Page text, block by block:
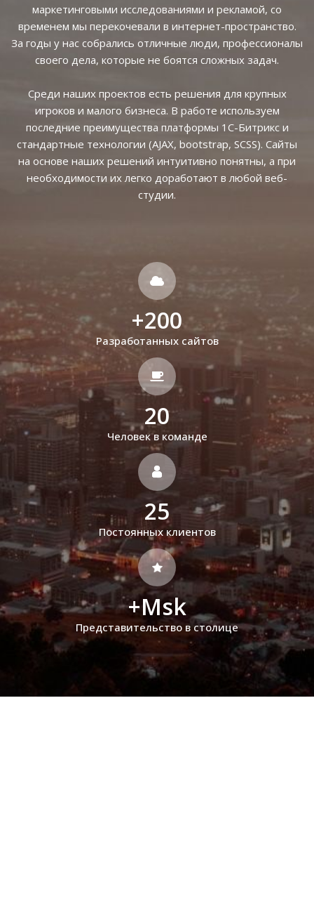
маркетинговыми исследованиями и рекламой, со
временем мы перекочевали в интернет-пространство.
За годы у нас собрались отличные люди, профессионалы
своего дела, которые не боятся сложных задач.
Среди наших проектов есть решения для крупных
игроков и малого бизнеса. В работе используем
последние преимущества платформы 1С-Битрикс и
стандартные технологии (AJAX, bootstrap, SCSS). Сайты
на основе наших решений интуитивно понятны, а при
необходимости их легко доработают в любой веб-
студии.
+200
Разработанных сайтов
20
Человек в команде
25
Постоянных клиентов
+Msk
Представительство в столице